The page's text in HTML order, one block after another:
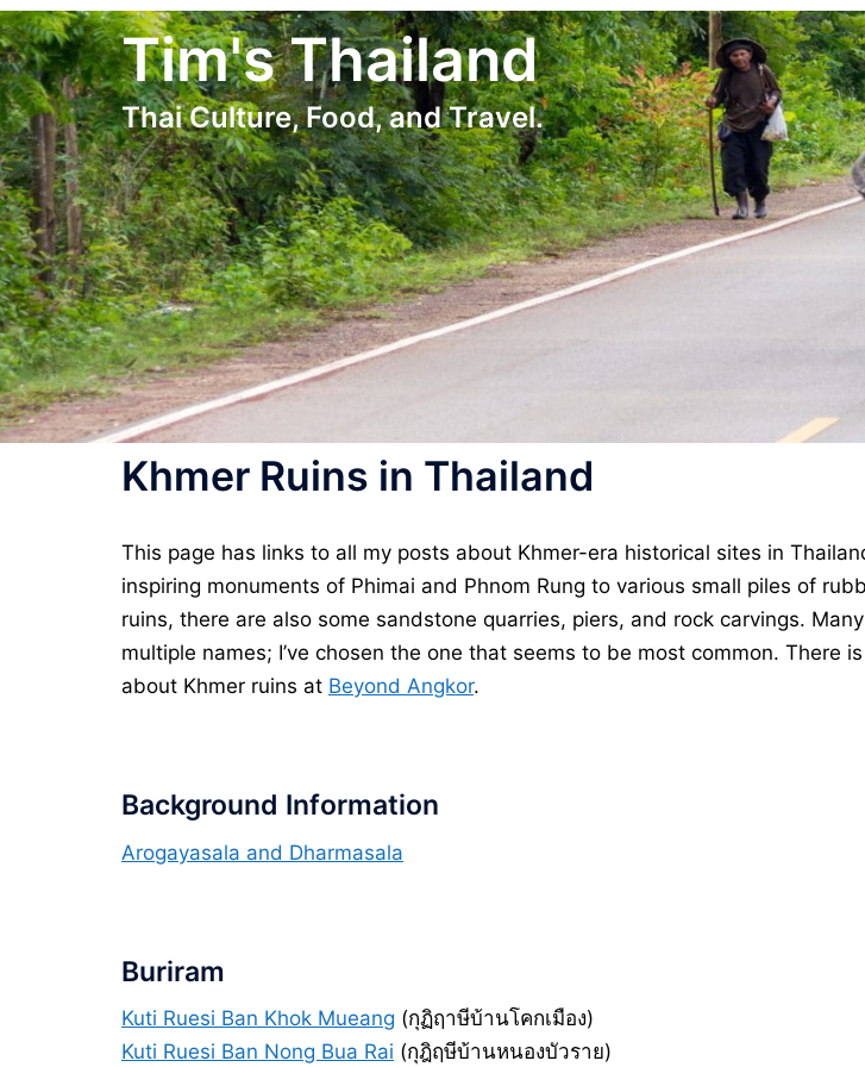
Skip
to
content
Tim's Thailand
Thai Culture, Food, and Travel.
Khmer Ruins in Thailand
This page has links to all my posts about Khmer-era historical sites in
inspiring monuments of Phimai and Phnom Rung to various small piles of
ruins, there are also some sandstone quarries, piers, and rock carvings.
multiple names; I’ve chosen the one that seems to be most common. There
about Khmer ruins at Beyond Angkor.
Background Information
Arogayasala and Dharmasala
Buriram
Kuti Ruesi Ban Khok Mueang (กุฏิฤาษีบ้านโคกเมือง)
Kuti Ruesi Ban Nong Bua Rai (กุฎิฤษีบ้านหนองบัวราย)